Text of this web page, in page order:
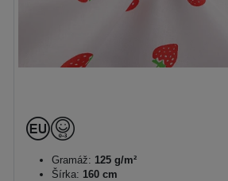
Gramáž: 125 g/m²
Šírka: 160 cm